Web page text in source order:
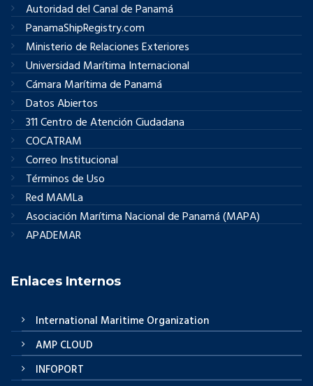
Autoridad del Canal de Panamá
PanamaShipRegistry.com
Ministerio de Relaciones Exteriores
Universidad Marítima Internacional
Cámara Marítima de Panamá
Datos Abiertos
311 Centro de Atención Ciudadana
COCATRAM
Correo Institucional
Términos de Uso
Red MAMLa
Asociación Marítima Nacional de Panamá (MAPA)
APADEMAR
Enlaces Internos
International Maritime Organization
AMP CLOUD
INFOPORT